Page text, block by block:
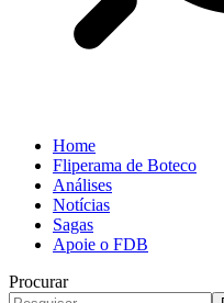
Home
Fliperama de Boteco
Análises
Notícias
Sagas
Apoie o FDB
Procurar